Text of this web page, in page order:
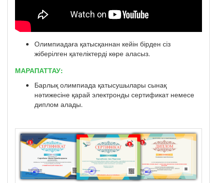
Олимпиадаға қатысқаннан кейін бірден сіз
жіберілген қателіктерді көре аласыз.
МАРАПАТТАУ:
Барлық олимпиада қатысушылары сынақ
нәтижесіне қарай электронды сертификат немесе
диплом алады.